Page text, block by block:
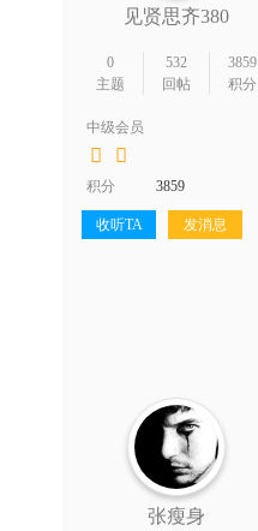
见贤思齐380
0
主题
532
回帖
3859
积分
中级会员
积分 3859
收听TA 发消息
张瘦身